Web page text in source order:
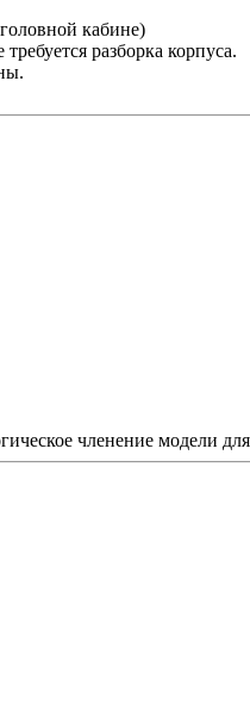
кабине)
разборка корпуса.
членение модели